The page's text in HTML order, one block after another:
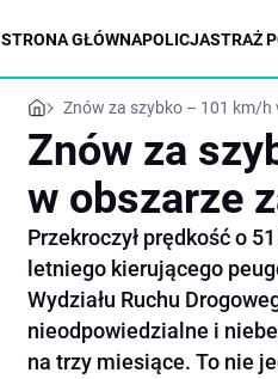
STRONA GŁÓWNAPOLICJASTRAŻ
Znów za szybko – 101 km/
Znów za
w obszarze
Przekroczył prędkość o
letniego kierującego
Wydziału Ruchu
nieodpowiedzialne i
na trzy miesiące. To nie